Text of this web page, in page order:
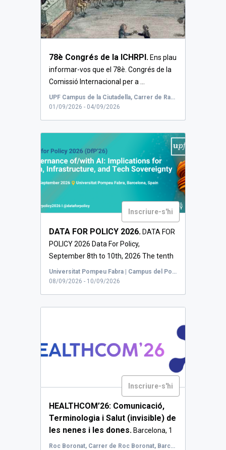
78è Congrés de la ICHRPI. Ens plau
informar-vos que el 78è. Congrés de la
Comissió Internacional per a ...
UPF Campus de la Ciutadella, Carrer de Ramon Trias Fargas, Barcelona, Espanya
01/09/2026 - 04/09/2026
Inscriure-s'hi
DATA FOR POLICY 2026. DATA FOR
POLICY 2026 Data For Policy,
September 8th to 10th, 2026 The tenth
editi...
Universitat Pompeu Fabra | Campus del Poblenou, Carrer de Roc Boronat, Barcelona, Espanya
08/09/2026 - 10/09/2026
Inscriure-s'hi
HEALTHCOM’26: Comunicació,
Terminologia i Salut (invisible) de
les nenes i les dones. Barcelona, 1
de o...
Roc Boronat, Carrer de Roc Boronat, Barcelona, Espanya